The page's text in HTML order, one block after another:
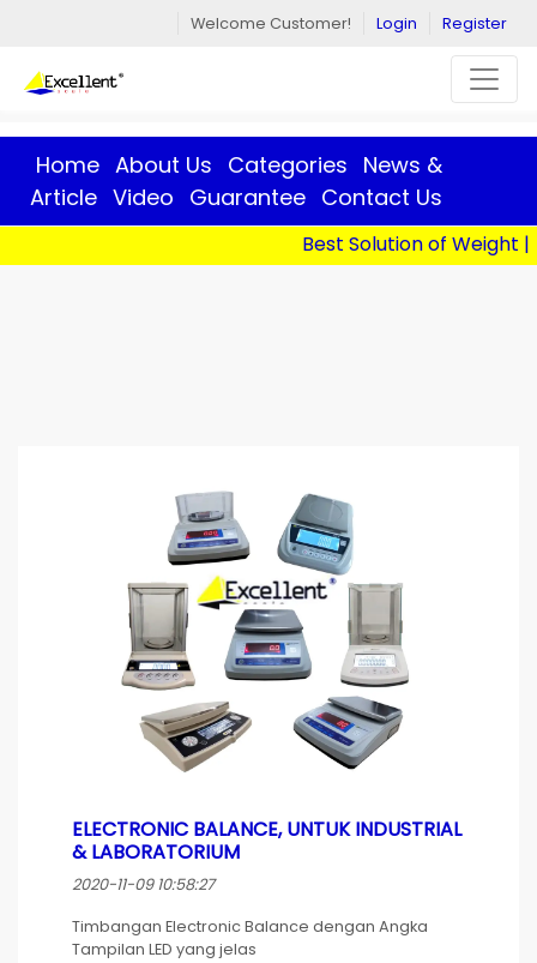
Welcome Customer! Login Register
Home About Us Categories News &
Article Video Guarantee Contact Us
Best Solution of Weight |
ELECTRONIC BALANCE, UNTUK INDUSTRIAL
& LABORATORIUM
2020-11-09 10:58:27
Timbangan Electronic Balance dengan Angka
Tampilan LED yang jelas